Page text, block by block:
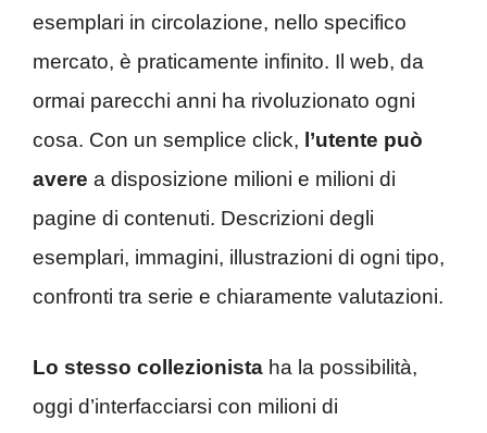
esemplari in circolazione, nello specifico
mercato, è praticamente infinito. Il web, da
ormai parecchi anni ha rivoluzionato ogni
cosa. Con un semplice click, l’utente può
avere a disposizione milioni e milioni di
pagine di contenuti. Descrizioni degli
esemplari, immagini, illustrazioni di ogni tipo,
confronti tra serie e chiaramente valutazioni.
Lo stesso collezionista ha la possibilità,
oggi d’interfacciarsi con milioni di